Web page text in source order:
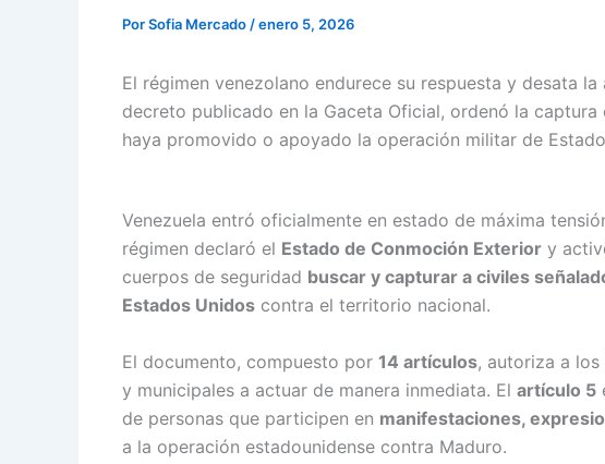
PorSofia Mercado/enero 5, 2026
El régimen venezolano endurece su respuesta y desata
decreto publicado en la Gaceta Oficial, ordenó la
haya promovido o apoyado la operación militar de
Venezuela entró oficialmente en estado de máxima
régimen declaró el Estado de Conmoción Exterior y
cuerpos de seguridad buscar y capturar a civiles
Estados Unidos contra el territorio nacional.
El documento, compuesto por 14 artículos, autoriza a
y municipales a actuar de manera inmediata. El artículo 5
de personas que participen en manifestaciones,
a la operación estadounidense contra Maduro.